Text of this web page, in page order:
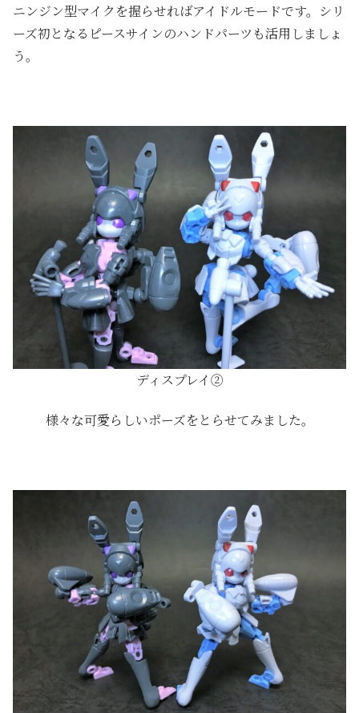
ニンジン型マイクを握らせればアイドルモードです。シリ
ーズ初となるピースサインのハンドパーツも活用しましょ
う。
ディスプレイ②
様々な可愛らしいポーズをとらせてみました。